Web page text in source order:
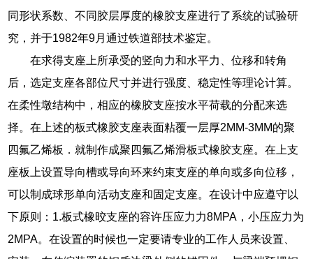
同形状系数、不同胶层厚度的橡胶支座进行了系统的试验研
究，并于1982年9月通过铁道部技术鉴定。
在求得支座上所承受的竖向力和水平力、位移和转角
后，选定支座各部位尺寸并进行强度、稳定性等理论计算。
在柔性墩结构中，相应的橡胶支座按水平荷载的分配来选
择。在上述的板式橡胶支座表面粘覆一层厚2MM-3MM的聚
四氟乙烯板．就制作成聚四氟乙烯滑板式橡胶支座。在上支
座板上设置导向槽或导向环来约束支座的单向或多向位移，
可以制成球形单向活动支座和固定支座。在设计中应遵守以
下原则：1.板式橡晈支座的容许压应力力8MPA，小压应力为
2MPA。在设置的时候也一定要请专业的工作人员来设置、